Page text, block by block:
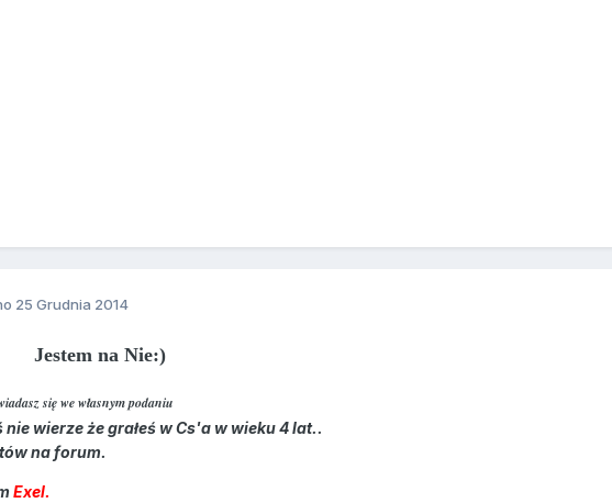
25 Grudnia 2014
na Nie:)
się we własnym podaniu
nie wierze że grałeś w Cs'a w wieku 4 lat..
na forum.
Exel.